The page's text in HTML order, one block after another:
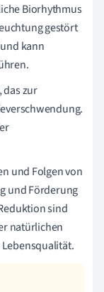
Biorhythmus
gestört
kann
das zur
und Folgen von
und Förderung
sind
natürlichen